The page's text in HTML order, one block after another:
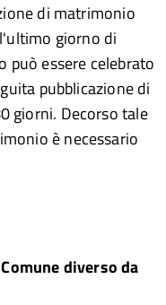
di matrimonio
giorno di
può essere celebrato
pubblicazione di
giorni. Decorso tale
è necessario
diverso da